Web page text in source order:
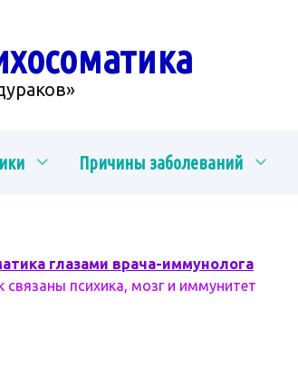
Причины заболеваний
глазами врача-иммунолога
связаны психика, мозг и иммунитет